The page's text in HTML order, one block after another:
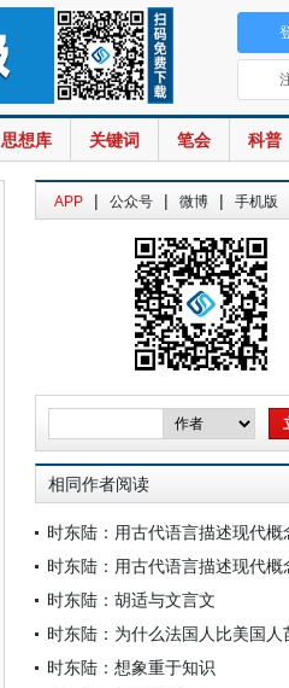
思想库 关键词 笔会 科普
APP | 公众号 | 微博 | 手机版
相同作者阅读
时东陆：胡适与文言文
时东陆：为什么法国人比美国人
时东陆：想象重于知识